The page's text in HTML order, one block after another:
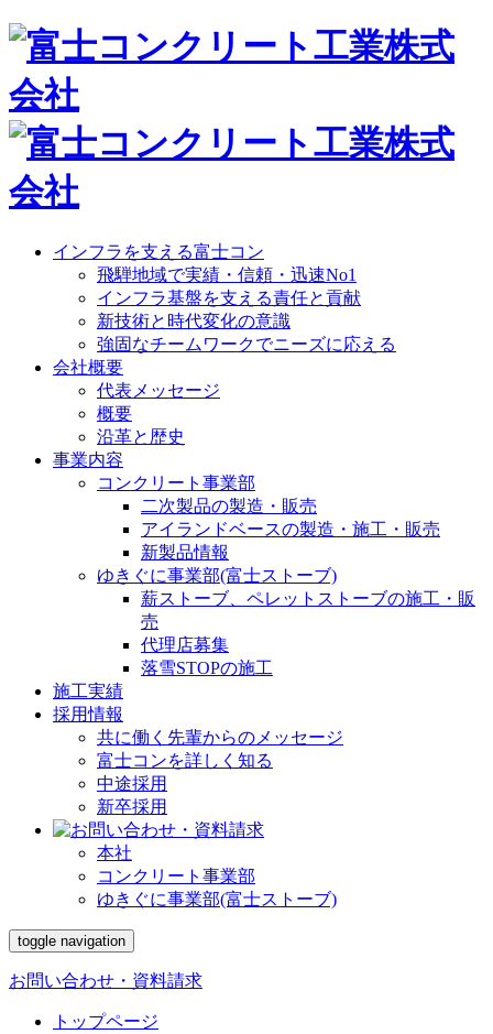
インフラを支える富士コン
飛騨地域で実績・信頼・迅速No1
インフラ基盤を支える責任と貢献
新技術と時代変化の意識
強固なチームワークでニーズに応える
会社概要
代表メッセージ
概要
沿革と歴史
事業内容
コンクリート事業部
二次製品の製造・販売
アイランドベースの製造・施工・販売
新製品情報
ゆきぐに事業部(富士ストーブ)
薪ストーブ、ペレットストーブの施工・販
売
代理店募集
落雪STOPの施工
施工実績
採用情報
共に働く先輩からのメッセージ
富士コンを詳しく知る
中途採用
新卒採用
本社
コンクリート事業部
ゆきぐに事業部(富士ストーブ)
toggle navigation
お問い合わせ・資料請求
トップページ